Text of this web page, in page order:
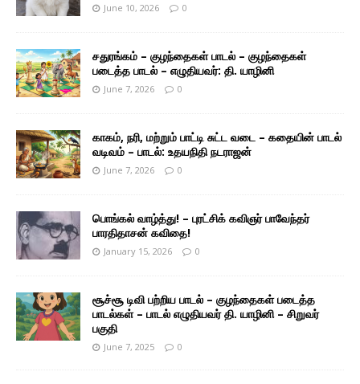
June 10, 2026 0
சதுரங்கம் – குழந்தைகள் பாடல் – குழந்தைகள்
படைத்த பாடல் – எழுதியவர்: தி. யாழினி
June 7, 2026 0
காகம், நரி, மற்றும் பாட்டி சுட்ட வடை – கதையின் பாடல்
வடிவம் – பாடல்: உதயநிதி நடராஜன்
June 7, 2026 0
பொங்கல் வாழ்த்து! – புரட்சிக் கவிஞர் பாவேந்தர்
பாரதிதாசன் கவிதை!
January 15, 2026 0
சூச்சூ டிவி பற்றிய பாடல் – குழந்தைகள் படைத்த
பாடல்கள் – பாடல் எழுதியவர் தி. யாழினி – சிறுவர்
பகுதி
June 7, 2025 0